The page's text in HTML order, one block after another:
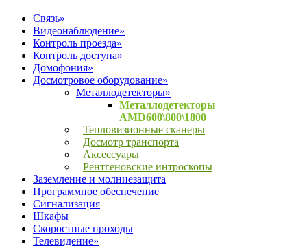
Связь»
Видеонаблюдение»
Контроль проезда»
Контроль доступа»
Домофония»
Досмотровое оборудование»
Металлодетекторы»
Металлодетекторы
AMD600\800\1800
Тепловизионные сканеры
Досмотр транспорта
Аксессуары
Рентгеновские интроскопы
Заземление и молниезащита
Программное обеспечение
Сигнализация
Шкафы
Скоростные проходы
Телевидение»